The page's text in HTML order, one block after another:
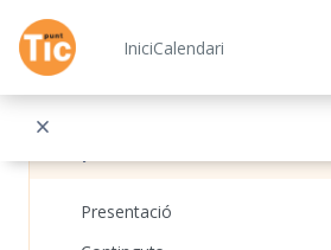
Xarxa Punt
IniciCalendari
General
Presentació